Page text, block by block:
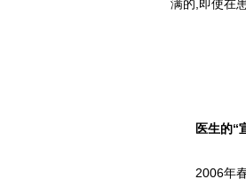
满的,即使在
医生的“
2006年春,